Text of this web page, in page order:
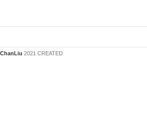
ChanLiu 2021 CREATED